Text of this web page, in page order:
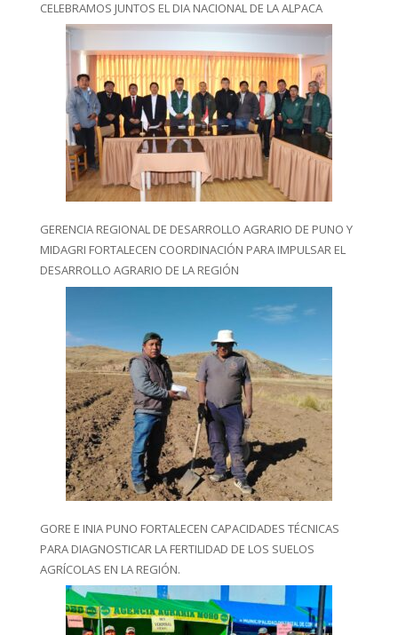
CELEBRAMOS JUNTOS EL DIA NACIONAL DE LA ALPACA
GERENCIA REGIONAL DE DESARROLLO AGRARIO DE PUNO Y
MIDAGRI FORTALECEN COORDINACIÓN PARA IMPULSAR EL
DESARROLLO AGRARIO DE LA REGIÓN
GORE E INIA PUNO FORTALECEN CAPACIDADES TÉCNICAS
PARA DIAGNOSTICAR LA FERTILIDAD DE LOS SUELOS
AGRÍCOLAS EN LA REGIÓN.